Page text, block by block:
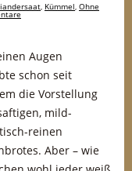
, Kümmel, Ohne
Augen
schon seit
die Vorstellung
mild-
reinen
Aber – wie